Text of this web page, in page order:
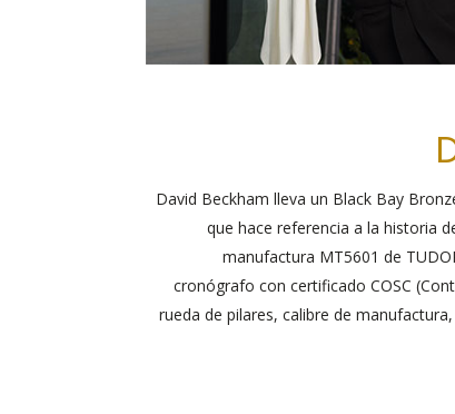
David Beckham lleva un Black Bay
que hace referencia a la historia
manufactura MT5601 de
cronógrafo con certificado COSC
rueda de pilares, calibre de